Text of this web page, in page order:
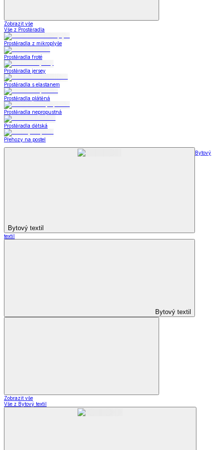
Zobrazit vše
Vše z Prostěradla
Prostěradla z mikroplyše
Prostěradla froté
Prostěradla jersey
Prostěradla s elastanem
Prostěradla plátěná
Prostěradla nepropustná
Prostěradla dětská
Přehozy na postel
Bytový textil
Bytový
textil
Bytový textil
Zobrazit vše
Vše z Bytový textil